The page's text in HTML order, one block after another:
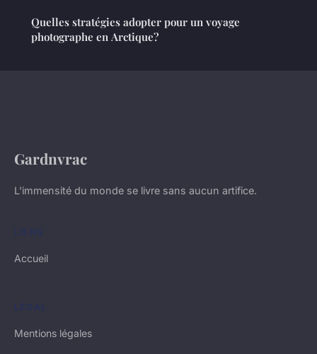
Quelles stratégies adopter pour un voyage
photographe en Arctique?
Gardnvrac
L'immensité du monde se livre sans aucun artifice.
LIENS
Accueil
LÉGAL
Mentions légales